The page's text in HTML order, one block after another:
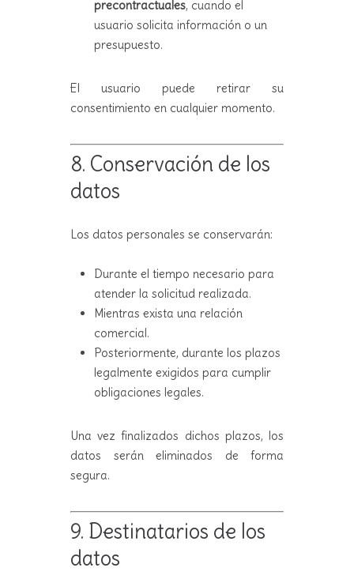
precontractuales, cuando el
usuario solicita información o un
presupuesto.
El usuario puede retirar su
consentimiento en cualquier momento.
8. Conservación de los
datos
Los datos personales se conservarán:
Durante el tiempo necesario para
atender la solicitud realizada.
Mientras exista una relación
comercial.
Posteriormente, durante los plazos
legalmente exigidos para cumplir
obligaciones legales.
Una vez finalizados dichos plazos, los
datos serán eliminados de forma
segura.
9. Destinatarios de los
datos